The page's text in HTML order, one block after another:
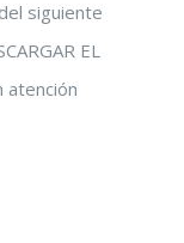
siguiente
EL
atención